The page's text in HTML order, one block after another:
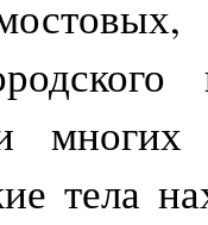
тела